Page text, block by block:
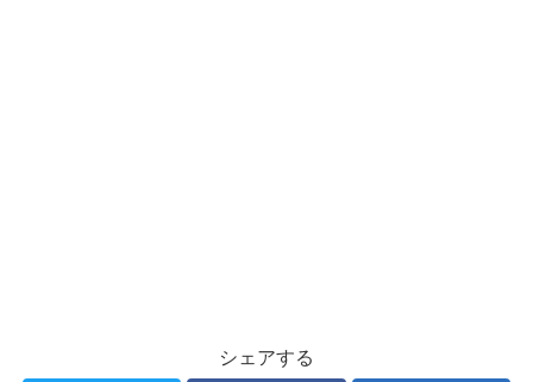
シェアする